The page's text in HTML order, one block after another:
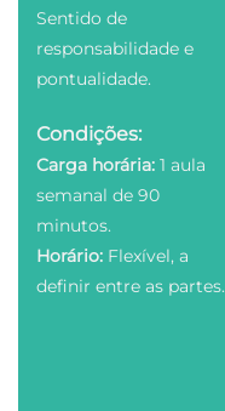
Sentido de
responsabilidade e
pontualidade.
Condições:
Carga horária: 1 aula
semanal de 90
minutos.
Horário: Flexível, a
definir entre as partes.